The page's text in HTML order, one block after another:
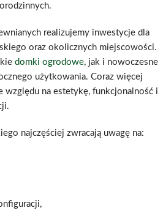
realizujemy inwestycje dla
oraz okolicznych miejscowości.
domki ogrodowe, jak i nowoczesne
użytkowania. Coraz więcej
względu na estetykę, funkcjonalność i
najczęściej zwracają uwagę na: